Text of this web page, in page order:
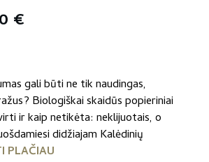
€
4,50 €
through
5,00 €
gali būti ne tik naudingas,
Biologiškai skaidūs popieriniai
ir kaip netikėta: neklijuotais, o
didžiajam Kalėdinių
PLAČIAU